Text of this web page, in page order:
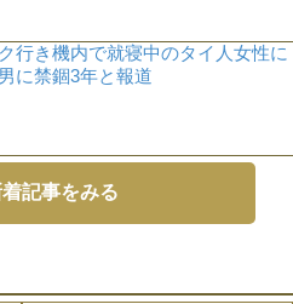
行き機内で就寝中のタイ人女性に
に禁錮3年と報道
記事をみる